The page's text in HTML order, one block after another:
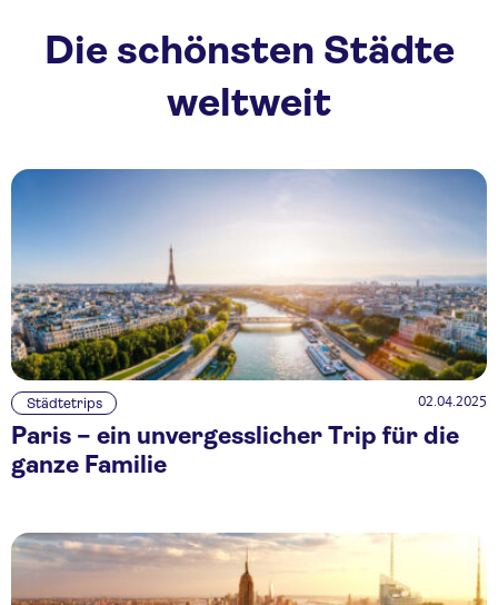
Die schönsten Städte
weltweit
Städtetrips 02.04.2025
Paris – ein unvergesslicher Trip für die
ganze Familie